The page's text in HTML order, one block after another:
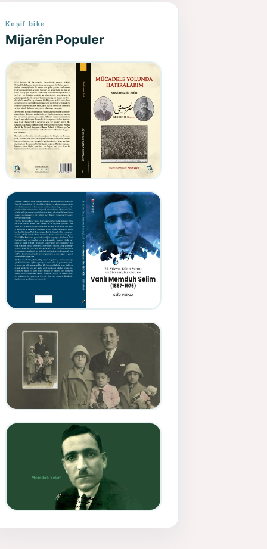
Keşif bike
Mijarên Populer
Gazeteci, Yazar, Hukukçu ve
Siyasetçi Kimliğiyle
Mevlanzade Rıfat - Seîd
Veroj
Memduh Selîmê Wanî (1887-
1876)
Mihemed Mîhrî Hîlav ji
afirênerên rewşenbîriya
Memduh Selim ve Xoybûn